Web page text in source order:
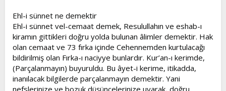
Ehl-i sünnet ne demektir
Ehl-i sünnet vel-cemaat demek, Resulullahın ve eshab-ı
kiramın gittikleri doğru yolda bulunan âlimler demektir. Hak
olan cemaat ve 73 fırka içinde Cehennemden kurtulacağı
bildirilmiş olan Fırka-ı naciyye bunlardır. Kur’an-ı kerimde,
(Parçalanmayın) buyuruldu. Bu âyet-i kerime, itikadda,
inanılacak bilgilerde parçalanmayın demektir. Yani
nefslerinize ve bozuk düşüncelerinize uyarak, doğru